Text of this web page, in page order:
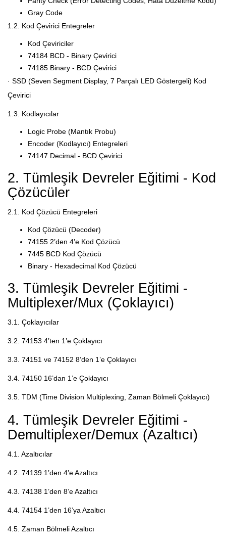
Gray Code
1.2. Kod Çevirici Entegreler
Kod Çeviriciler
74184 BCD - Binary Çevirici
74185 Binary - BCD Çevirici
· SSD (Seven Segment Display, 7 Parçalı LED Göstergeli) Kod
Çevirici
1.3. Kodlayıcılar
Logic Probe (Mantık Probu)
Encoder (Kodlayıcı) Entegreleri
74147 Decimal - BCD Çevirici
2. Tümleşik Devreler Eğitimi - Kod
Çözücüler
2.1. Kod Çözücü Entegreleri
Kod Çözücü (Decoder)
74155 2’den 4’e Kod Çözücü
7445 BCD Kod Çözücü
Binary - Hexadecimal Kod Çözücü
3. Tümleşik Devreler Eğitimi -
Multiplexer/Mux (Çoklayıcı)
3.1. Çoklayıcılar
3.2. 74153 4’ten 1’e Çoklayıcı
3.3. 74151 ve 74152 8’den 1’e Çoklayıcı
3.4. 74150 16’dan 1’e Çoklayıcı
3.5. TDM (Time Division Multiplexing, Zaman Bölmeli Çoklayıcı)
4. Tümleşik Devreler Eğitimi -
Demultiplexer/Demux (Azaltıcı)
4.1. Azaltıcılar
4.2. 74139 1’den 4’e Azaltıcı
4.3. 74138 1’den 8’e Azaltıcı
4.4. 74154 1’den 16’ya Azaltıcı
4.5. Zaman Bölmeli Azaltıcı